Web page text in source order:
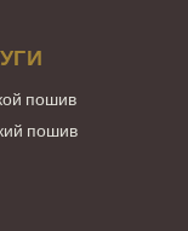
пошив
пошив